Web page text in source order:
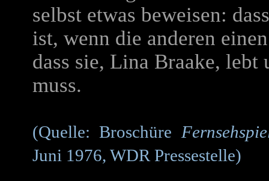
selbst etwas beweisen:
ist, wenn die anderen
dass sie, Lina Braake, lebt
muss.
(Quelle: Broschüre
Juni 1976, WDR Pressestelle)